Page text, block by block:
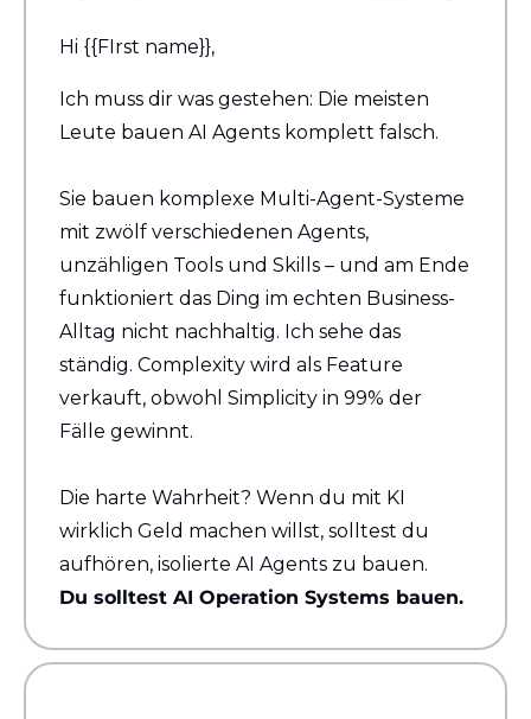
Hi {{FIrst name}},
Ich muss dir was gestehen: Die meisten
Leute bauen AI Agents komplett falsch.
Sie bauen komplexe Multi-Agent-Systeme
mit zwölf verschiedenen Agents,
unzähligen Tools und Skills – und am Ende
funktioniert das Ding im echten Business-
Alltag nicht nachhaltig. Ich sehe das
ständig. Complexity wird als Feature
verkauft, obwohl Simplicity in 99% der
Fälle gewinnt.
Die harte Wahrheit? Wenn du mit KI
wirklich Geld machen willst, solltest du
aufhören, isolierte AI Agents zu bauen.
Du solltest AI Operation Systems bauen.